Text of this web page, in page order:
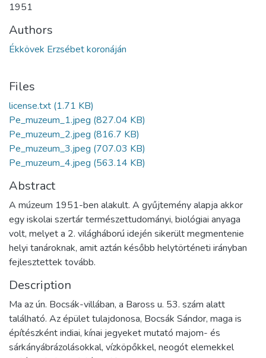
1951
Authors
Ékkövek Erzsébet koronáján
Files
license.txt (1.71 KB)
Pe_muzeum_1.jpeg (827.04 KB)
Pe_muzeum_2.jpeg (816.7 KB)
Pe_muzeum_3.jpeg (707.03 KB)
Pe_muzeum_4.jpeg (563.14 KB)
Abstract
A múzeum 1951-ben alakult. A gyűjtemény alapja akkor
egy iskolai szertár természettudományi, biológiai anyaga
volt, melyet a 2. világháború idején sikerült megmentenie
helyi tanároknak, amit aztán később helytörténeti irányban
fejlesztettek tovább.
Description
Ma az ún. Bocsák-villában, a Baross u. 53. szám alatt
található. Az épület tulajdonosa, Bocsák Sándor, maga is
építészként indiai, kínai jegyeket mutató majom- és
sárkányábrázolásokkal, vízköpőkkel, neogót elemekkel